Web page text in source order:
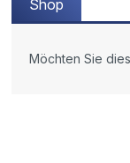
Shop
Möchten Sie